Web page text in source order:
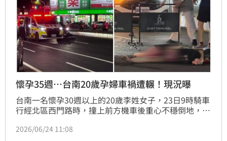
懷孕35週⋯台南20歲孕婦車禍遭輾！現況曝
台南一名懷孕30週以上的20歲李姓女子，23日9時騎車
行經北區西門路時，撞上前方機車後重心不穩倒地，後
趕到，緊急將李女送醫搶命，院方初步評估，其腹中胎
2026/06/24 11:08